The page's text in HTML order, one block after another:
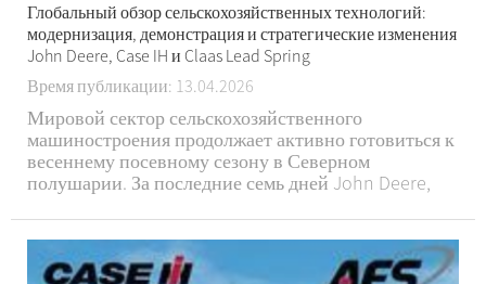
Глобальный обзор сельскохозяйственных технологий:
модернизация, демонстрация и стратегические изменения
John Deere, Case IH и Claas Lead Spring
Время публикации: 13.04.2026
Мировой сектор сельскохозяйственного
машиностроения продолжает активно готовиться к
весеннему посевному сезону в Северном
полушарии. За последние семь дней John Deere,
продукции, посещении крупных выставок,
юридических урегулированиях и расширении
цифровых услуг, усиливая...